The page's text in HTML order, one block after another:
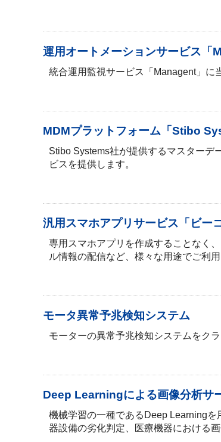
運用オートメーションサービス「
統合運用監視サービス「Managent」に
MDMプラットフォーム「Stibo
Stibo Systems社が提供するマスターデ
ビスを提供します。
汎用スマホアプリサービス「ビー
専用スマホアプリを作成することなく
ル情報の配信など、様々な用途でご利用
モータ異常予兆検知システム
モーターの異常予兆検知システムをク
Deep Learningによる画像分析サ
機械学習の一種であるDeep Learning
器設備の劣化判定、医療機器における